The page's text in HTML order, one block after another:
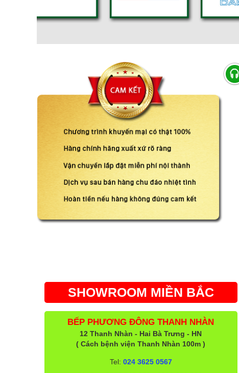
SHOWROOM MIỀN BẮC
BẾP PHƯƠNG ĐÔNG THANH NHÀN
12 Thanh Nhàn - Hai Bà Trưng - HN
( Cách bệnh viện Thanh Nhàn 100m )
Tel: 024 3625 0567